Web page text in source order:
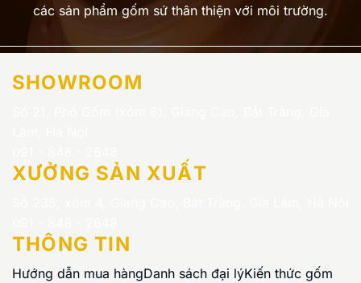
các sản phẩm gốm sứ thân thiện với môi trường.
SHOWROOM
XƯỞNG SẢN XUẤT
THÔNG TIN
Hướng dẫn mua hàngDanh sách đại lýKiến thức gốm